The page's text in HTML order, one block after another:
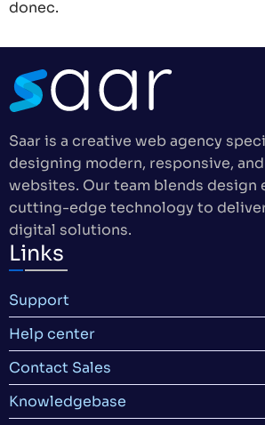
donec.
Saar is a creative web agency
designing modern, responsive,
websites. Our team blends design
cutting-edge technology to
digital solutions.
Links
Support
Help center
Contact Sales
Knowledgebase